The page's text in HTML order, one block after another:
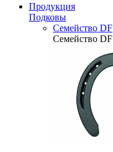
Продукция
Подковы
Семейство DF
Семейство DF